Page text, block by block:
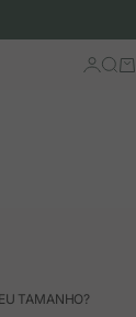
Iniciar
TAMANHO?